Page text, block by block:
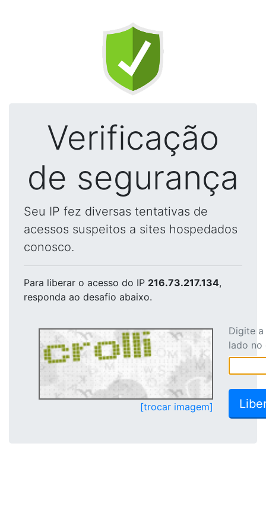
Verificação
de segurança
Seu IP fez diversas tentativas de
acessos suspeitos a sites hospedados
conosco.
Para liberar o acesso do IP 216.73.217.134,
responda ao desafio abaixo.
[trocar imagem]
Digite
lado no